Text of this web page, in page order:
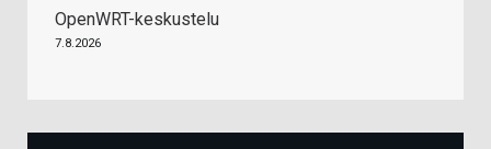
OpenWRT-keskustelu
7.8.2026